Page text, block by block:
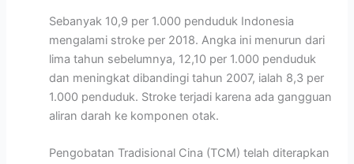
Sebanyak 10,9 per 1.000 penduduk Indonesia
mengalami stroke per 2018. Angka ini menurun dari
lima tahun sebelumnya, 12,10 per 1.000 penduduk
dan meningkat dibandingi tahun 2007, ialah 8,3 per
1.000 penduduk. Stroke terjadi karena ada gangguan
aliran darah ke komponen otak.
Pengobatan Tradisional Cina (TCM) telah diterapkan